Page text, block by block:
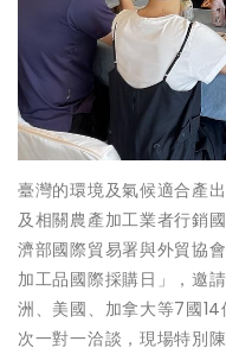
臺灣的環境及氣候適合產
及相關農產加工業者行銷
濟部國際貿易署與外貿協
加工品國際採購日」，邀
洲、美國、加拿大等7國
次一對一洽談，現場特別